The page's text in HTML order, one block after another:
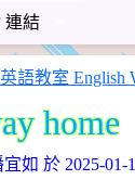
連結
home
宜如 於 2025-